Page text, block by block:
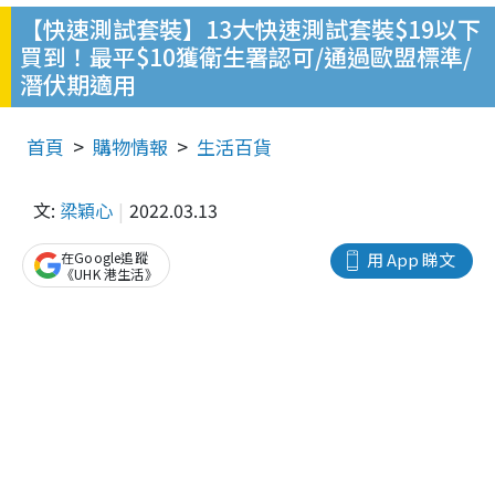
【快速測試套裝】13大快速測試套裝$19以下
買到！最平$10獲衛生署認可/通過歐盟標準/
潛伏期適用
首頁 購物情報 生活百貨
文: 梁穎心 2022.03.13
用 App 睇文
在Google追蹤
《UHK 港生活》